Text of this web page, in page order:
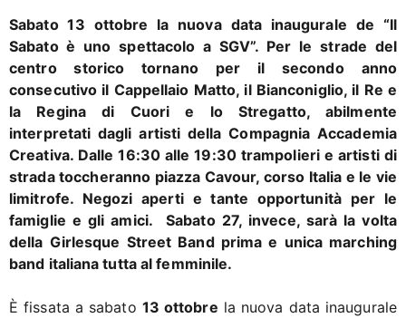
Sabato 13 ottobre la nuova data inaugurale de “Il
Sabato è uno spettacolo a SGV”. Per le strade del
centro storico tornano per il secondo anno
consecutivo il Cappellaio Matto, il Bianconiglio, il Re e
la Regina di Cuori e lo Stregatto, abilmente
interpretati dagli artisti della Compagnia Accademia
Creativa. Dalle 16:30 alle 19:30 trampolieri e artisti di
strada toccheranno piazza Cavour, corso Italia e le vie
limitrofe. Negozi aperti e tante opportunità per le
famiglie e gli amici. Sabato 27, invece, sarà la volta
della Girlesque Street Band prima e unica marching
band italiana tutta al femminile.
È fissata a sabato 13 ottobre la nuova data inaugurale